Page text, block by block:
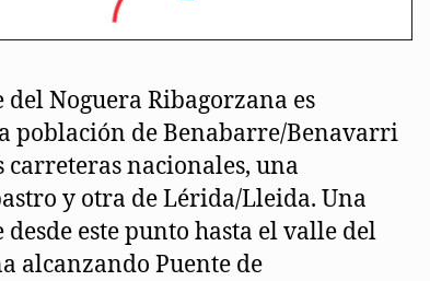
Noguera Ribagorzana es
población de Benabarre/Benavarri
nacionales, una
y otra de Lérida/Lleida. Una
este punto hasta el valle del
alcanzando Puente de